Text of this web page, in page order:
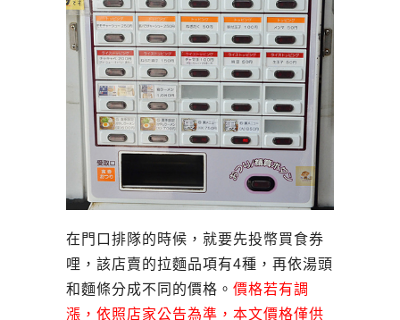
在門口排隊的時候，就要先投幣買食券
哩，該店賣的拉麵品項有4種，再依湯頭
和麵條分成不同的價格。 價格若有調
漲，依照店家公告為準，本文價格僅供